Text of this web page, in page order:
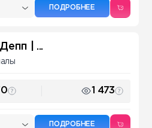
ПОДРОБНЕЕ
| ...
1 473
ПОДРОБНЕЕ